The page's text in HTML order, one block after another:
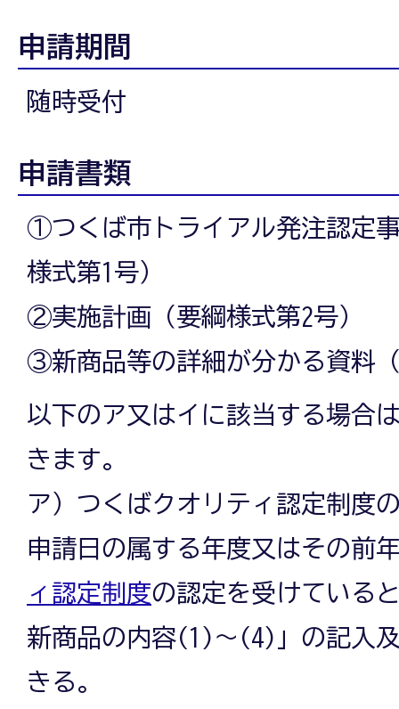
申請期間
随時受付
申請書類
①つくば市トライアル発注認定
様式第1号）
②実施計画（要綱様式第2号）
③新商品等の詳細が分かる資料
以下のア又はイに該当する場
きます。
ア）つくばクオリティ認定制度
申請日の属する年度又はその前
ィ認定制度の認定を受けている
新商品の内容(1)～(4)」の記入
きる。